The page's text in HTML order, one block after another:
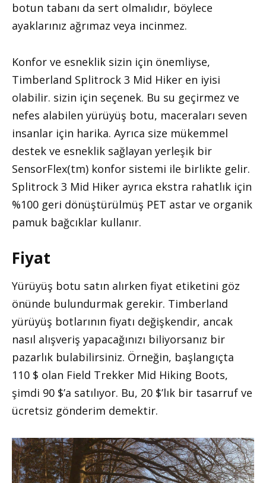
botun tabanı da sert olmalıdır, böylece
ayaklarınız ağrımaz veya incinmez.
Konfor ve esneklik sizin için önemliyse,
Timberland Splitrock 3 Mid Hiker en iyisi
olabilir. sizin için seçenek. Bu su geçirmez ve
nefes alabilen yürüyüş botu, maceraları seven
insanlar için harika. Ayrıca size mükemmel
destek ve esneklik sağlayan yerleşik bir
SensorFlex(tm) konfor sistemi ile birlikte gelir.
Splitrock 3 Mid Hiker ayrıca ekstra rahatlık için
%100 geri dönüştürülmüş PET astar ve organik
pamuk bağcıklar kullanır.
Fiyat
Yürüyüş botu satın alırken fiyat etiketini göz
önünde bulundurmak gerekir. Timberland
yürüyüş botlarının fiyatı değişkendir, ancak
nasıl alışveriş yapacağınızı biliyorsanız bir
pazarlık bulabilirsiniz. Örneğin, başlangıçta
110 $ olan Field Trekker Mid Hiking Boots,
şimdi 90 $’a satılıyor. Bu, 20 $’lık bir tasarruf ve
ücretsiz gönderim demektir.